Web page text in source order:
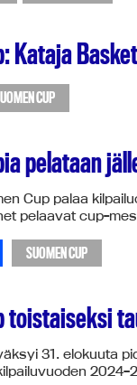
Kataja
CUP
pelataan
Cup palaa
pelaavat cup-
SUOMEN CUP
toistaiseksi
31. elokuuta